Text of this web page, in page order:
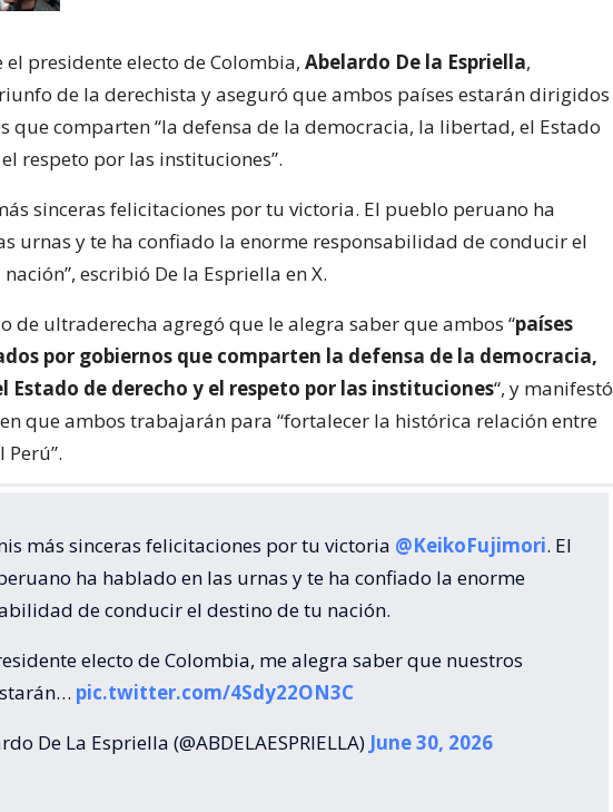
presidente electo de Colombia, Abelardo De la Espriella,
de la derechista y aseguró que ambos países estarán dirigidos
que comparten “la defensa de la democracia, la libertad, el Estado
respeto por las instituciones”.
sinceras felicitaciones por tu victoria. El pueblo peruano ha
urnas y te ha confiado la enorme responsabilidad de conducir el
escribió De la Espriella en X.
de ultraderecha agregó que le alegra saber que ambos “países
por gobiernos que comparten la defensa de la democracia,
Estado de derecho y el respeto por las instituciones“, y manifestó
que ambos trabajarán para “fortalecer la histórica relación entre
más sinceras felicitaciones por tu victoria @KeikoFujimori. El
ha hablado en las urnas y te ha confiado la enorme
de conducir el destino de tu nación.
electo de Colombia, me alegra saber que nuestros
pic.twitter.com/4Sdy22ON3C
De La Espriella (@ABDELAESPRIELLA) June 30, 2026